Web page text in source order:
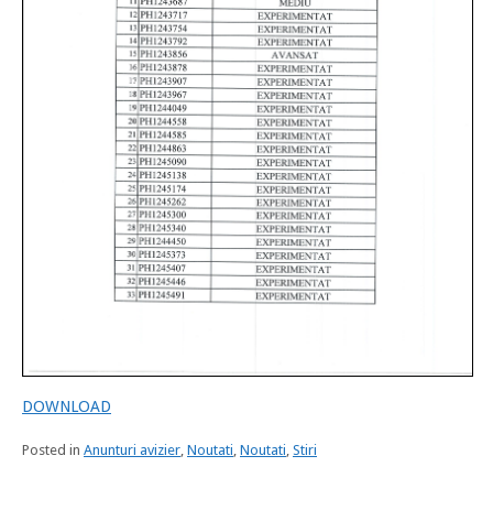
DOWNLOAD
Posted in Anunturi avizier Noutati Noutati Stiri